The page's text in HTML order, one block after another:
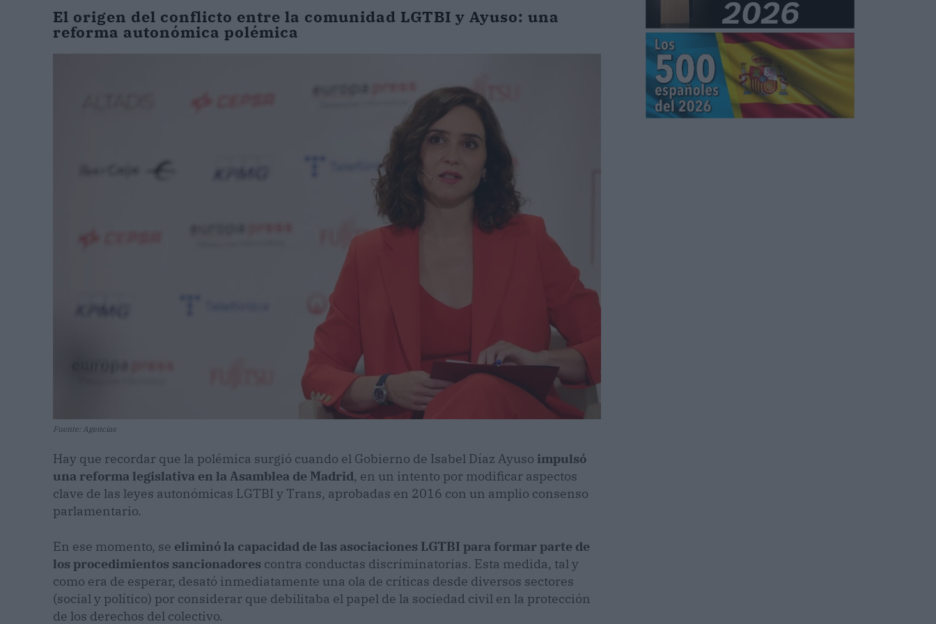
El origen del conflicto entre la comunidad LGTBI y Ayuso: una
reforma autonómica polémica
Fuente: Agencias
Hay que recordar que la polémica surgió cuando el Gobierno de Isabel Díaz Ayuso impulsó
una reforma legislativa en la Asamblea de Madrid, en un intento por modificar aspectos
clave de las leyes autonómicas LGTBI y Trans, aprobadas en 2016 con un amplio consenso
parlamentario.
En ese momento, se eliminó la capacidad de las asociaciones LGTBI para formar parte de
los procedimientos sancionadores contra conductas discriminatorias. Esta medida, tal y
como era de esperar, desató inmediatamente una ola de críticas desde diversos sectores
(social y político) por considerar que debilitaba el papel de la sociedad civil en la protección
de los derechos del colectivo.